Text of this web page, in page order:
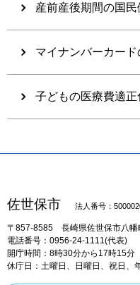
産前産後期間の国
マイナンバーカー
子どもの医療費適
佐世保市 法人番号：
〒857-8585 長崎県佐世保市八
電話番号：0956-24-1111(代表)
開庁時間：8時30分から17時15分
休庁日：土曜日、日曜日、祝日、